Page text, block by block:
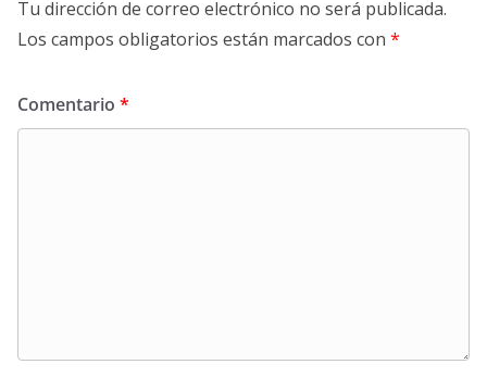
Tu dirección de correo electrónico no será publicada.
Los campos obligatorios están marcados con *
Comentario *